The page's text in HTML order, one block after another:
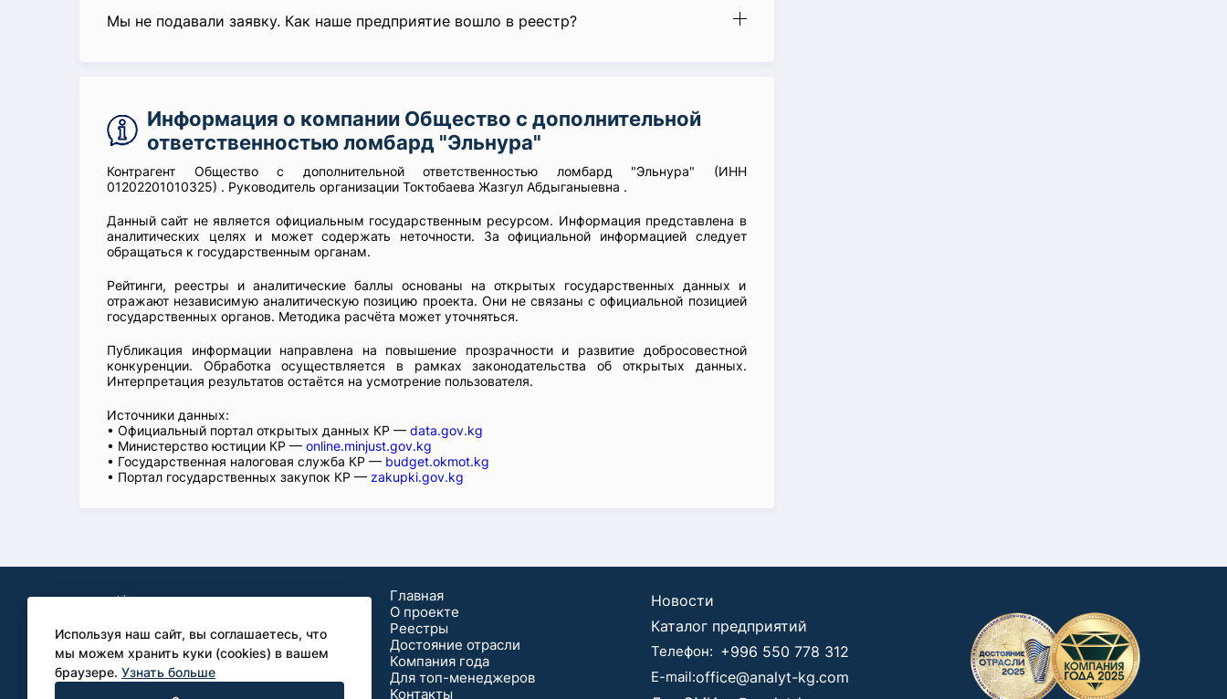
Мы не подавали заявку. Как наше предприятие вошло в реестр?
Информация о компании Общество с дополнительной
ответственностью ломбард "Эльнура"
Контрагент Общество с дополнительной ответственностью ломбард "Эльнура" (ИНН
01202201010325) . Руководитель организации Токтобаева Жазгул Абдыганыевна .
Данный сайт не является официальным государственным ресурсом. Информация представлена в
аналитических целях и может содержать неточности. За официальной информацией следует
обращаться к государственным органам.
Рейтинги, реестры и аналитические баллы основаны на открытых государственных данных и
отражают независимую аналитическую позицию проекта. Они не связаны с официальной позицией
государственных органов. Методика расчёта может уточняться.
Публикация информации направлена на повышение прозрачности и развитие добросовестной
конкуренции. Обработка осуществляется в рамках законодательства об открытых данных.
Интерпретация результатов остаётся на усмотрение пользователя.
Источники данных:
• Официальный портал открытых данных КР — data.gov.kg
• Министерство юстиции КР — online.minjust.gov.kg
• Государственная налоговая служба КР — budget.okmot.kg
• Портал государственных закупок КР — zakupki.gov.kg
Используя наш сайт, вы соглашаетесь, что
мы можем хранить куки (cookies) в вашем
браузере. Узнать больше
Аналитические
Главная
О проекте
Реестры
Достояние отрасли
Компания года
Для топ-менеджеров
Koнтaкты
Новости
Каталог предприятий
Телефон: +996 550 778 312
E-mail:office@analyt-kg.com